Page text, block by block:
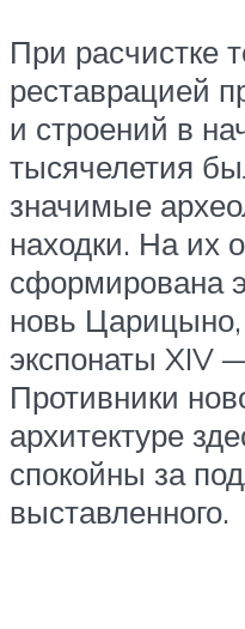
При расчистке
реставрацией
и строений в
тысячелетия
значимые
находки. На их
сформирована
новь
экспонаты XIV
Противники
архитектуре
спокойны за
выставленного.